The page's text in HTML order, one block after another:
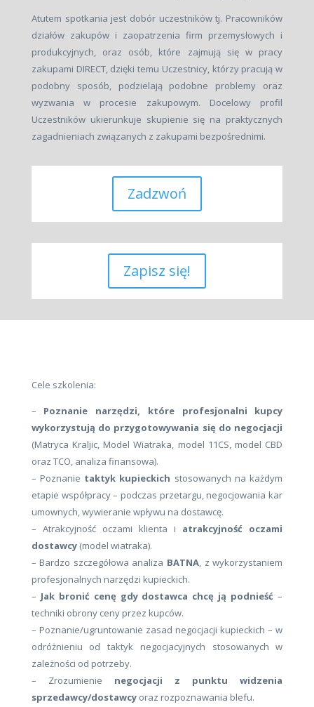
Atutem spotkania jest dobór uczestników tj. Pracowników
działów zakupów i zaopatrzenia firm przemysłowych i
produkcyjnych, oraz osób, które zajmują się w pracy
zakupami DIRECT, dzięki temu Uczestnicy, którzy pracują w
podobny sposób, podzielają podobne problemy oraz
wyzwania w procesie zakupowym. Docelowy profil
Uczestników ukierunkuje skupienie się na praktycznych
zagadnieniach związanych z zakupami bezpośrednimi.
Zadzwoń
Zapisz się!
Cele szkolenia:
– Poznanie narzędzi, które profesjonalni kupcy
wykorzystują do przygotowywania się do negocjacji
(Matryca Kraljic, Model Wiatraka, model 11CS, model CBD
oraz TCO, analiza finansowa).
– Poznanie taktyk kupieckich stosowanych na każdym
etapie współpracy – podczas przetargu, negocjowania kar
umownych, wywieranie wpływu na dostawcę.
– Atrakcyjność oczami klienta i atrakcyjność oczami
dostawcy(model wiatraka).
– Bardzo szczegółowa analiza BATNA, z wykorzystaniem
profesjonalnych narzędzi kupieckich.
– Jak bronić cenę gdy dostawca chcę ją podnieść –
techniki obrony ceny przez kupców.
– Poznanie/ugruntowanie zasad negocjacji kupieckich – w
odróżnieniu od taktyk negocjacyjnych stosowanych w
zależności od potrzeby.
– Zrozumienie negocjacji z punktu widzenia
sprzedawcy/dostawcyoraz rozpoznawania blefu.